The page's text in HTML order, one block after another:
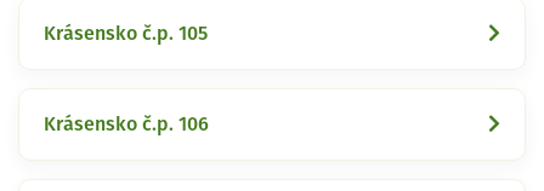
Krásensko č.p. 105
Krásensko č.p. 106